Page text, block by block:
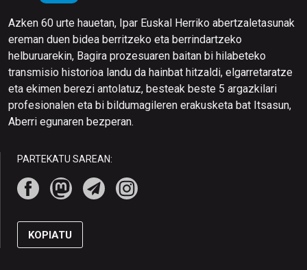
Azken 60 urte hauetan, Ipar Euskal Herriko abertzaletasunak
ereman duen bidea berritzeko eta berrindartzeko
helburuarekin, Bagira prozesuaren baitan bi hilabeteko
transmisio historioa landu da hainbat hitzaldi, elgarretaratze
eta ekimen berezi antolatuz, besteak beste 5 argazkilari
profesionalen eta bi bildumagileren erakusketa bat Itsasun,
Aberri egunaren bezperan.
PARTEKATU SAREAN:
KOPIATU